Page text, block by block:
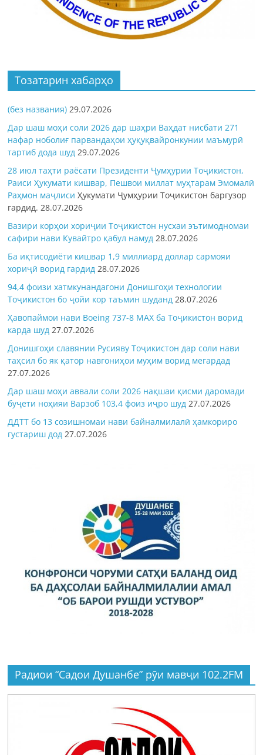
Тозатарин хабарҳо
(без названия) 29.07.2026
Дар шаш моҳи соли 2026 дар шаҳри Ваҳдат нисбати 271
нафар ноболиғ парвандаҳои ҳуқуқвайронкунии маъмурӣ
тартиб дода шуд 29.07.2026
28 июл таҳти раёсати Президенти Ҷумҳурии Тоҷикистон,
Раиси Ҳукумати кишвар, Пешвои миллат муҳтарам Эмомалӣ
Раҳмон маҷлисиҲукумати Ҷумҳурии Тоҷикистон баргузор
гардид.28.07.2026
Вазири корҳои хориҷии Тоҷикистон нусхаи эътимодномаи
сафири нави Кувайтро қабул намуд 28.07.2026
Ба иқтисодиёти кишвар 1,9 миллиард доллар сармояи
хориҷӣ ворид гардид 28.07.2026
94,4 фоизи хатмкунандагони Донишгоҳи технологии
Тоҷикистон бо ҷойи кор таъмин шуданд 28.07.2026
Ҳавопаймои нави Boeing 737-8 MAX ба Тоҷикистон ворид
карда шуд 27.07.2026
Донишгоҳи славянии Русияву Тоҷикистон дар соли нави
таҳсил бо як қатор навгониҳои муҳим ворид мегардад
27.07.2026
Дар шаш моҳи аввали соли 2026 нақшаи қисми даромади
буҷети ноҳияи Варзоб 103,4 фоиз иҷро шуд 27.07.2026
ДДТТ бо 13 созишномаи нави байналмилалӣ ҳамкориро
густариш дод 27.07.2026
Радиои “Садои Душанбе” рӯи мавҷи 102.2FM